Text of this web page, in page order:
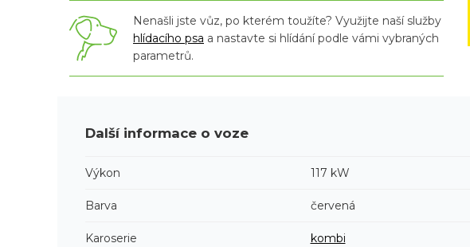
Nenašli jste vůz, po kterém toužíte? Využijte naší služby
hlídacího psa a nastavte si hlídání podle vámi vybraných
parametrů.
Další informace o voze
Výkon 117 kW
Barva červená
Karoserie kombi